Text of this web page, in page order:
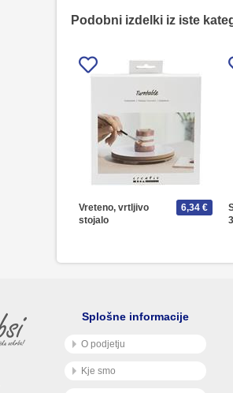
Podobni izdelki iz iste
Vreteno, vrtljivo
stojalo
6,34 €
Splošne informacije
O podjetju
Kje smo